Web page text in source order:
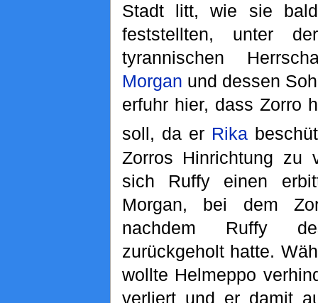
Stadt litt, wie sie bald
feststellten, unter der
tyrannischen
Morgan und dessen
erfuhr hier, dass Zorro
soll, da er Rika
Zorros Hinrichtung zu
sich Ruffy einen
Morgan, bei dem
nachdem Ruffy
zurückgeholt hatte.
wollte Helmeppo
verliert und er damit